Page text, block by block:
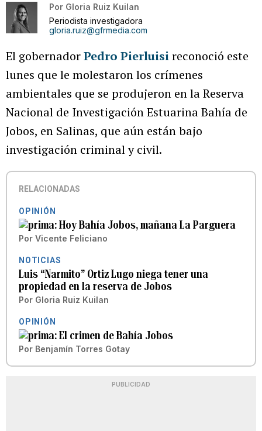
Por Gloria Ruiz Kuilan
Periodista investigadora
gloria.ruiz@gfrmedia.com
El gobernadorPedro Pierluisireconoció este
lunes que le molestaron los crímenes
ambientales que se produjeron en la Reserva
Nacional de Investigación Estuarina Bahía de
Jobos, en Salinas, que aún están bajo
investigación criminal y civil.
RELACIONADAS
OPINIÓN
Hoy Bahía Jobos, mañana La Parguera
Por Vicente Feliciano
NOTICIAS
Luis “Narmito” Ortiz Lugo niega tener una
propiedad en la reserva de Jobos
Por Gloria Ruiz Kuilan
OPINIÓN
El crimen de Bahía Jobos
Por Benjamín Torres Gotay
PUBLICIDAD